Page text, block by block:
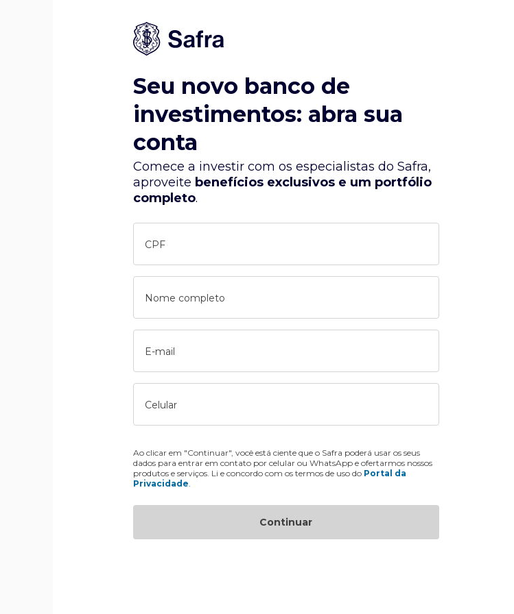
Seu novo banco de
investimentos: abra sua
conta
Comece a investir com os especialistas do Safra,
aproveite benefícios exclusivos e um portfólio
completo.
CPF
Nome completo
E-mail
Celular
Ao clicar em "Continuar", você está ciente que o Safra poderá usar os seus
dados para entrar em contato por celular ou WhatsApp e ofertarmos nossos
produtos e serviços. Li e concordo com os termos de uso do Portal da
Privacidade
Continuar